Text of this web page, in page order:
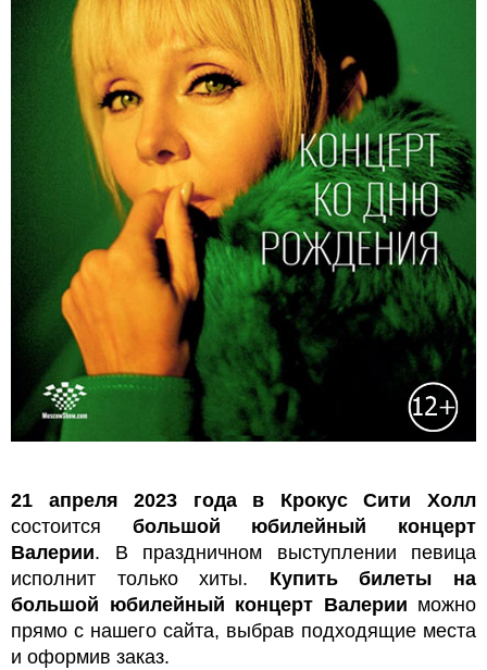
21 апреля 2023 года в Крокус Сити Холл
состоится большой юбилейный концерт
Валерии. В праздничном выступлении певица
исполнит только хиты. Купить билеты на
большой юбилейный концерт Валерии можно
прямо с нашего сайта, выбрав подходящие места
и оформив заказ.